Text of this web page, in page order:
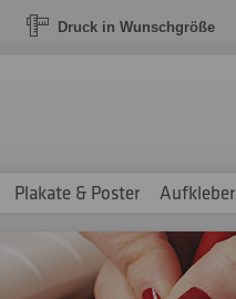
Druck in Wunschgröße
Plakate & Poster Aufkleber